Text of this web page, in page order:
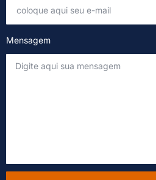
Mensagem